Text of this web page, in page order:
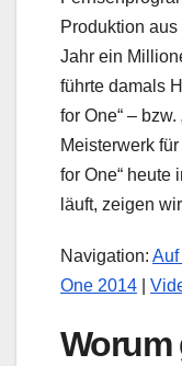
Produktion
Jahr ein
führte damals
for One“ –
Meisterwerk
for One“ heute
läuft, zeigen
Navigation: Auf
One 2014
Worum